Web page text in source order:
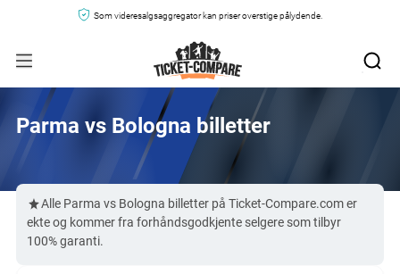
Som videresalgsaggregator kan priser overstige pålydende.
Parma vs Bologna billetter
Alle Parma vs Bologna billetter på Ticket-Compare.com er
ekte og kommer fra forhåndsgodkjente selgere som tilbyr
100% garanti.